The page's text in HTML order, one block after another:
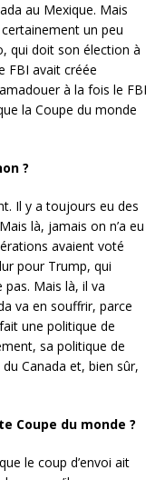
au Mexique. Mais
un peu
qui doit son élection à
FBI avait créée
à la fois le FBI
la Coupe du monde
?
Il y a toujours eu des
là, jamais on n’a eu
avaient voté
pour Trump, qui
Mais là, il va
va en souffrir, parce
une politique de
sa politique de
Canada et, bien sûr,
Coupe du monde ?
le coup d’envoi ait